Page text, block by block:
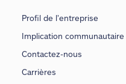
Profil de l’entreprise
Implication communautaire
Contactez-nous
Carrières